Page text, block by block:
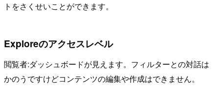
トをさくせいことができます。
Exploreのアクセスレベル
閲覧者:ダッシュボードが見えます。フィルターとの対話は
かのうですけどコンテンツの編集や作成はできません。